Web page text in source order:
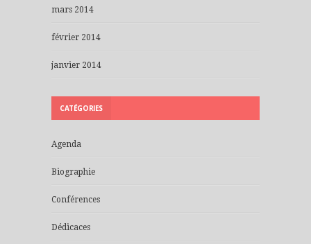
mars 2014
février 2014
janvier 2014
CATÉGORIES
Agenda
Biographie
Conférences
Dédicaces